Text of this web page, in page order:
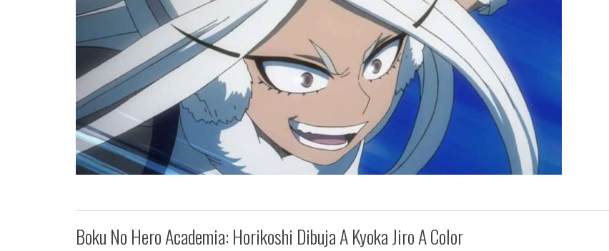
Boku No Hero Academia: Horikoshi Dibuja A Kyoka Jiro A Color